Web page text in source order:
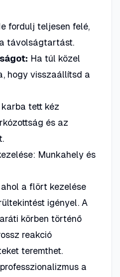
fordulj teljesen felé,
távolságtartást.
Ha túl közel
hogy visszaállítsd a
karba tett kéz
és az
Munkahely és
a flört kezelése
igényel. A
körben történő
reakció
teremthet.
a